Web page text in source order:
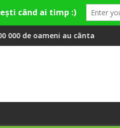
și comercianți români
cântat, la Untold, împreună cu